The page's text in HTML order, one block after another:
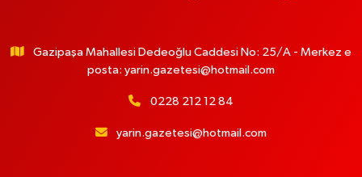
Gazipaşa Mahallesi Dedeoğlu Caddesi No: 25/A - Merkez e
posta: yarin.gazetesi@hotmail.com
0228 212 12 84
yarin.gazetesi@hotmail.com